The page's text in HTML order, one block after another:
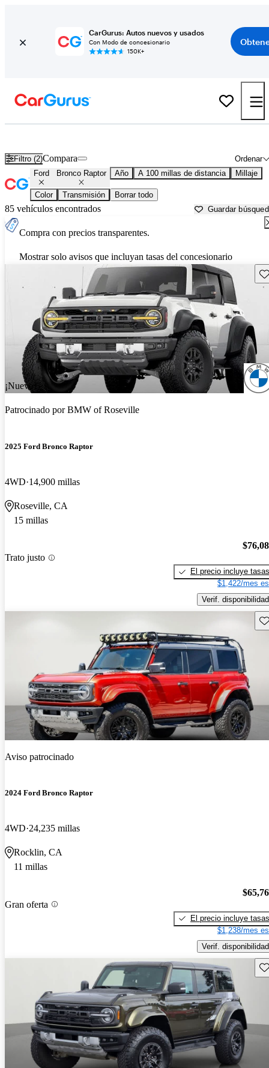
CarGurus: Autos nuevos y usados
Con Modo de concesionario
150K+
Filtro (2) Ordenar
Compara
Ford Bronco Raptor Año A 100 millas de distancia Millaje
Color Transmisión Borrar todo
85 vehículos encontrados Guardar
Compra con precios transparentes.
Mostrar solo avisos que incluyan tasas del concesionario
¡Nuevo!
Patrocinado porBMW of Roseville
2025 Ford Bronco Raptor
4WD 14,900 millas
Roseville, CA
15 millas
Trato justo
El precio incluye tasas
$1,422/mes
Verif. disponibilidad
Aviso patrocinado
2024 Ford Bronco Raptor
4WD 24,235 millas
Rocklin, CA
11 millas
Gran oferta
El precio incluye tasas
$1,238/mes
Verif. disponibilidad